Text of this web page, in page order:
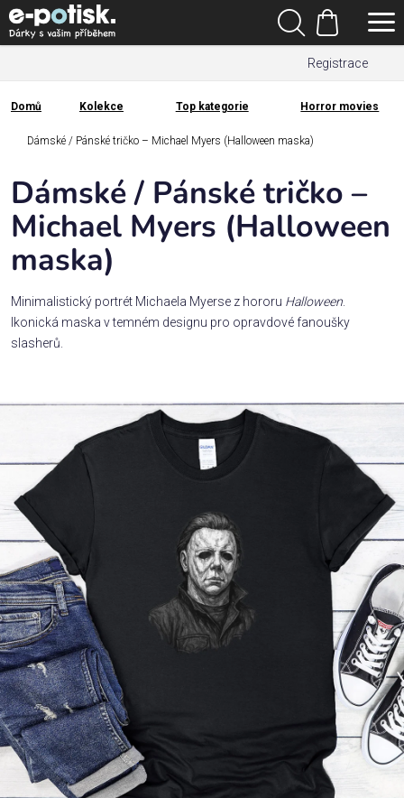
Přejít
na
obsah
Registrace
Hledat
Nákupní
košík
Kategorie
Dárek
pro
Rodina
Láska
Příležitosti
Domácnost
Kolekce
Oblečení
Přihlášení
Domů
Domů Kolekce Top kategorie Horror movies
Dámské / Pánské tričko – Michael Myers (Halloween maska)
Dámské / Pánské tričko –
Michael Myers (Halloween
maska)
Minimalistický portrét Michaela Myerse z hororu Halloween
Ikonická maska v temném designu pro opravdové fanoušky
slasherů.